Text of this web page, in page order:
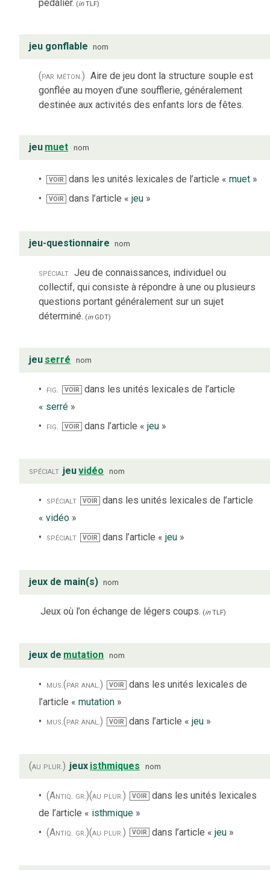
pédalier. (inTLF)
jeu gonflable nom
(par méton.) Aire de jeu dont la structure souple est
gonflée au moyen d’une soufflerie, généralement
destinée aux activités des enfants lors de fêtes.
jeu muet nom
VOIR dans les unités lexicales de l’article «muet »
VOIR dans l’article «jeu »
jeu-questionnaire nom
spécialt Jeu de connaissances, individuel ou
collectif, qui consiste à répondre à une ou plusieurs
questions portant généralement sur un sujet
déterminé. (inGDT)
jeu serré nom
fig. VOIR
dans les unités lexicales de l’article
« serré »
fig.
VOIR dans l’article « jeu»
spécialt jeuvidéo nom
spécialt VOIR
dans les unités lexicales de l’article
« vidéo »
spécialt
VOIR dans l’article « jeu»
jeux de main(s) nom
Jeux où l’on échange de légers coups. (inTLF)
jeux de mutation nom
mus.(par anal.) VOIR dans les unités lexicales de
l’article « mutation »
mus. (par anal.) VOIR dans l’article « jeu»
(au plur.) jeux isthmiques nom
(Antiq. gr.)(au plur.) VOIR dans les unités lexicales
de l’article « isthmique »
(Antiq. gr.)(au plur.) VOIR dans l’article « jeu»